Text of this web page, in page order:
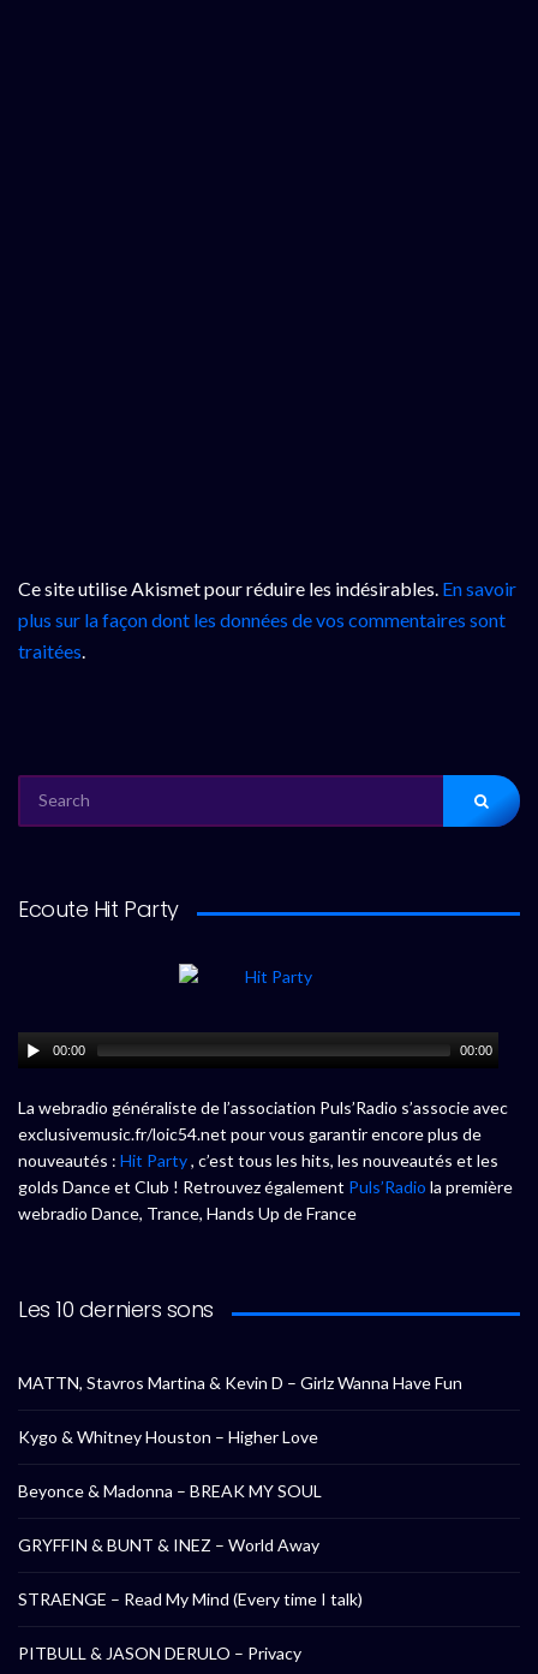
Ce site utilise Akismet pour réduire les indésirables. En savoir
plus sur la façon dont les données de vos commentaires sont
traitées.
FOR:
Ecoute Hit Party
00:00 00:00
La webradio généraliste de l’association Puls’Radio s’associe avec
exclusivemusic.fr/loic54.net pour vous garantir encore plus de
nouveautés : Hit Party, c’est tous les hits, les nouveautés et les
golds Dance et Club ! Retrouvez également Puls’Radio la première
webradio Dance, Trance, Hands Up de France
Les 10 derniers sons
MATTN, Stavros Martina & Kevin D – Girlz Wanna Have Fun
Kygo & Whitney Houston – Higher Love
Beyonce & Madonna – BREAK MY SOUL
GRYFFIN & BUNT & INEZ – World Away
STRAENGE – Read My Mind (Every time I talk)
PITBULL & JASON DERULO – Privacy